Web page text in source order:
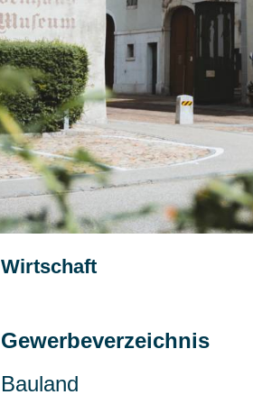
Subnavigation
Wirtschaft
Gewerbeverzeichnis
Bauland